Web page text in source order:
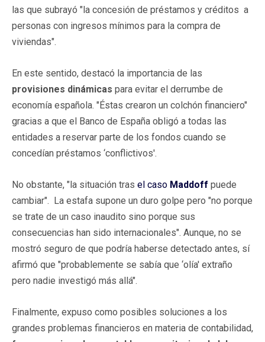
las que subrayó "la concesión de préstamos y créditos a
personas con ingresos mínimos para la compra de
viviendas".
En este sentido, destacó la importancia de las
provisiones dinámicas para evitar el derrumbe de
economía española. "Éstas crearon un colchón financiero"
gracias a que el Banco de España obligó a todas las
entidades a reservar parte de los fondos cuando se
concedían préstamos ‘conflictivos'.
No obstante, "la situación tras el caso Maddoff puede
cambiar". La estafa supone un duro golpe pero "no porque
se trate de un caso inaudito sino porque sus
consecuencias han sido internacionales". Aunque, no se
mostró seguro de que podría haberse detectado antes, sí
afirmó que "probablemente se sabía que ‘olía' extraño
pero nadie investigó más allá".
Finalmente, expuso como posibles soluciones a los
grandes problemas financieros en materia de contabilidad,